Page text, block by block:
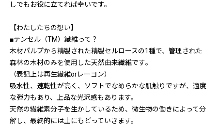
しでもお役に立てれば幸いです。
【わたしたちの想い】
■テンセル（TM）繊維って？
木材パルプから精製された精製セルロースの1種で、管理された
森林の木材のみを使用した天然由来繊維です｡
（表記上は再生繊維orレーヨン）
吸水性、速乾性が高く、ソフトでなめらかな肌触りですが、適度
な弾力もあり、上品な光沢感もあります。
天然の繊維素分子を生かしているため、微生物の働きによって分
解し、最終的には土にもどっていきます。